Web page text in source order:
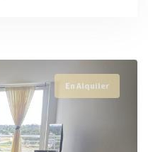
En Alquiler